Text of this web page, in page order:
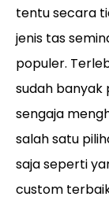
tentu secara
jenis tas
populer.
sudah banyak
sengaja
salah satu
saja seperti
custom